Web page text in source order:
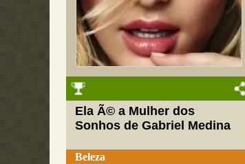
Ela Ã© a Mulher dos
Sonhos de Gabriel Medina
Beleza